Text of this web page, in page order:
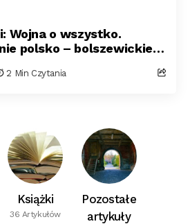
Wojna o wszystko.
polsko – bolszewickiej
2 Min Czytania
Książki
36 Artykułów
Pozostałe
artykuły